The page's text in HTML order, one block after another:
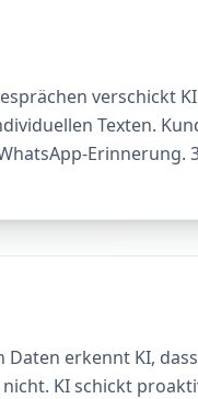
verschickt
Texten.
Erinnerung.
erkennt KI,
KI schickt